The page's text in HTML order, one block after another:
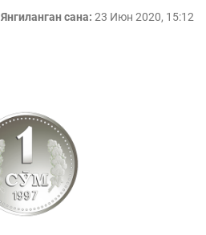
Янгиланган сана: 23 Июн 2020, 15:12